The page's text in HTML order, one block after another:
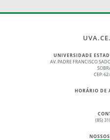
UNIVERSIDADE
AV. PADRE FRANCISCO
CEP:
HORÁRIO DE
(85)